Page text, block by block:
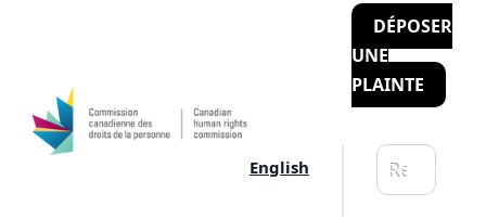
English Rechercher
DÉPOSER
UNE
PLAINTE